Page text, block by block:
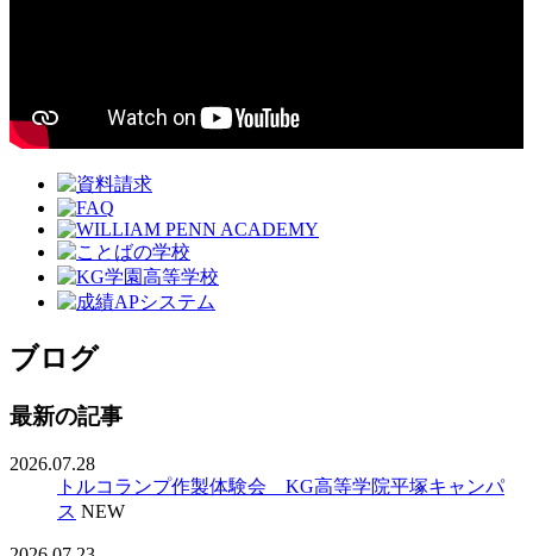
ブログ
最新の記事
2026.07.28
トルコランプ作製体験会 KG高等学院平塚キャンパ
ス NEW